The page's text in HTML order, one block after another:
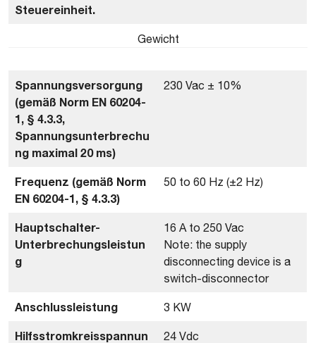
Steuereinheit.
Gewicht
Spannungsversorgung
(gemäß Norm EN 60204-
1, § 4.3.3,
Spannungsunterbrechu
ng maximal 20 ms)
230 Vac ± 10%
Frequenz (gemäß Norm
EN 60204-1, § 4.3.3)
50 to 60 Hz (±2 Hz)
Hauptschalter-
Unterbrechungsleistun
g
16 A to 250 Vac
Note: the supply
disconnecting device is a
switch-disconnector
Anschlussleistung 3 KW
Hilfsstromkreisspannun
24 Vdc